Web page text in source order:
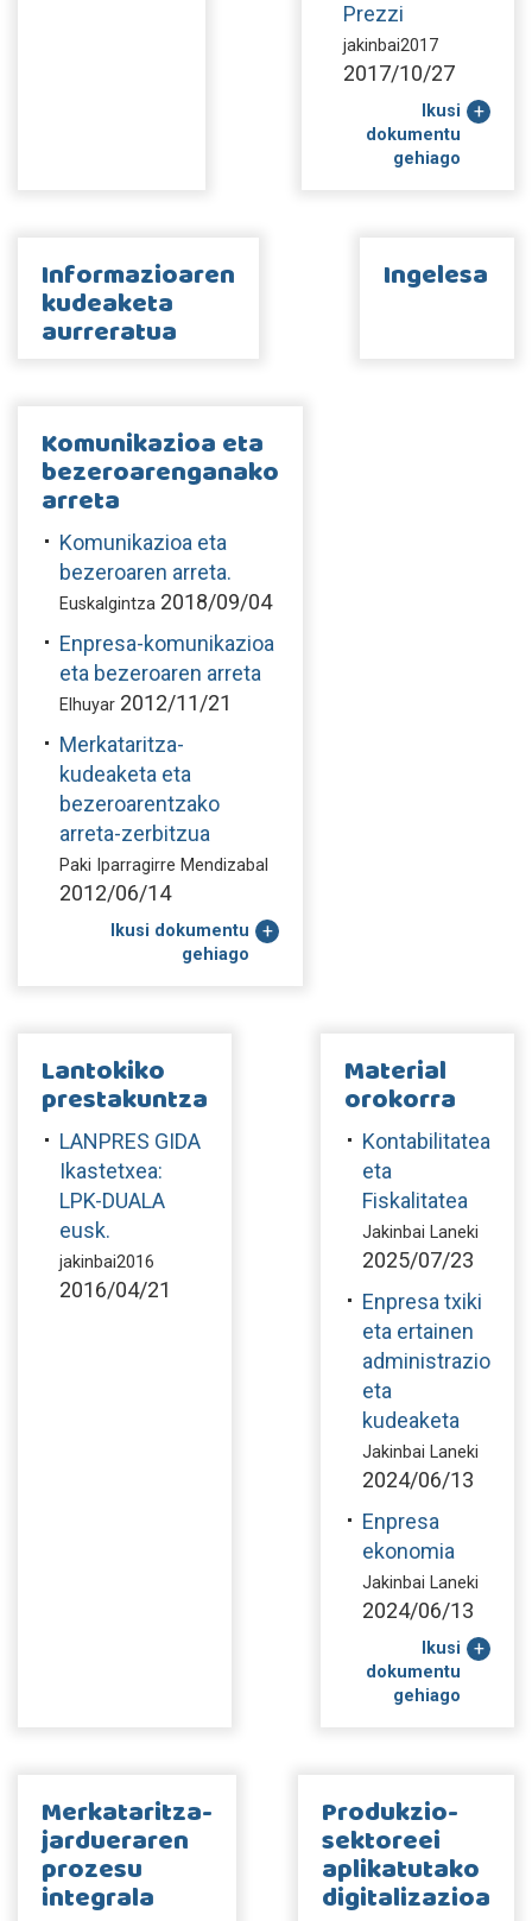
Prezzi
jakinbai2017
2017/10/27
Ikusi
dokumentu
gehiago
Informazioaren
kudeaketa
aurreratua
Ingelesa
Komunikazioa eta
bezeroarenganako
arreta
Komunikazioa eta
bezeroaren arreta.
Euskalgintza 2018/09/04
Enpresa-komunikazioa
eta bezeroaren arreta
Elhuyar 2012/11/21
Merkataritza-
kudeaketa eta
bezeroarentzako
arreta-zerbitzua
Paki Iparragirre Mendizabal
2012/06/14
Ikusi dokumentu
gehiago
Lantokiko
prestakuntza
LANPRES GIDA
Ikastetxea:
LPK-DUALA
eusk.
jakinbai2016
2016/04/21
Material
orokorra
Kontabilitatea
eta
Fiskalitatea
Jakinbai Laneki
2025/07/23
Enpresa txiki
eta ertainen
administrazio
eta
kudeaketa
Jakinbai Laneki
2024/06/13
Enpresa
ekonomia
Jakinbai Laneki
2024/06/13
Ikusi
dokumentu
gehiago
Merkataritza-
jardueraren
prozesu
integrala
Produkzio-
sektoreei
aplikatutako
digitalizazioa